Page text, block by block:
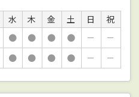
水 木 金 土 日
祝
● ● ● ● －
－
● ● ● ● － －